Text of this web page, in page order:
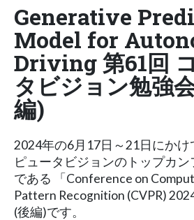
Generative
Model for
Driving 第61回
タビジョン勉強
編)
2024年の6月17日～21日にか
ピュータビジョンのトップカ
である 「Conference on
Pattern Recognition (CVPR)
(後編)です。